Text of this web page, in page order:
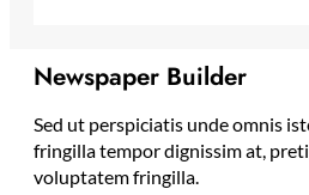
Newspaper Builder
Sed ut perspiciatis unde omnis
fringilla tempor dignissim at,
voluptatem fringilla.